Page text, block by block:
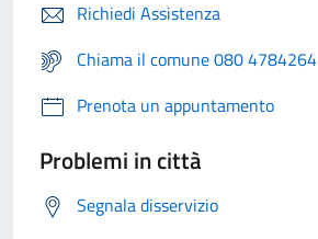
Richiedi Assistenza
Chiama il comune 080 4784264
Prenota un appuntamento
Problemi in città
Segnala disservizio